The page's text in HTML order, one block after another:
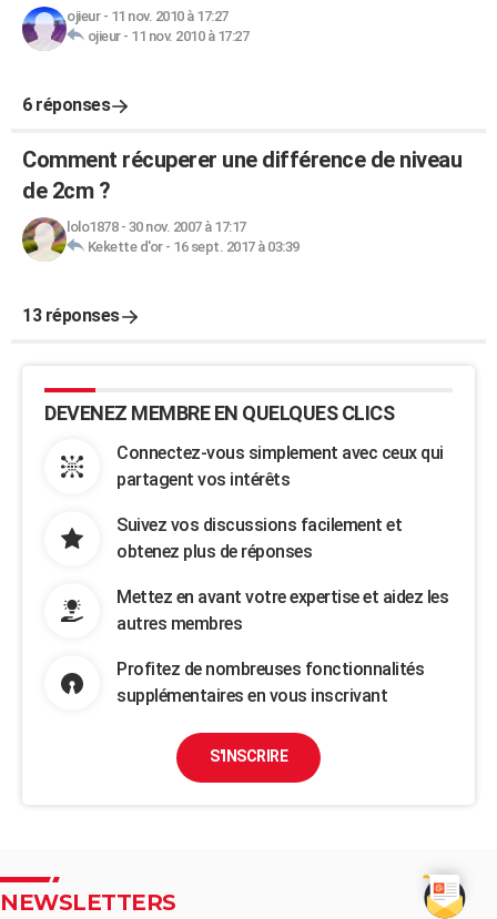
ojieur- 11 nov. 2010 à 17:27
ojieur- 11 nov. 2010 à 17:27
6 réponses
Comment récuperer une différence de niveau
de 2cm ?
lolo1878- 30 nov. 2007 à 17:17
Kekette d'or- 16 sept. 2017 à 03:39
13 réponses
DEVENEZ MEMBRE EN QUELQUES CLICS
Connectez-vous simplement avec ceux qui
partagent vos intérêts
Suivez vos discussions facilement et
obtenez plus de réponses
Mettez en avant votre expertise et aidez les
autres membres
Profitez de nombreuses fonctionnalités
supplémentaires en vous inscrivant
S'INSCRIRE
NEWSLETTERS